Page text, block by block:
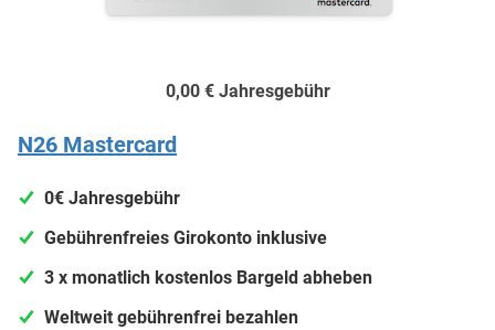
0,00 € Jahresgebühr
N26 Mastercard
0€ Jahresgebühr
Gebührenfreies Girokonto inklusive
3 x monatlich kostenlos Bargeld abheben
Weltweit gebührenfrei bezahlen